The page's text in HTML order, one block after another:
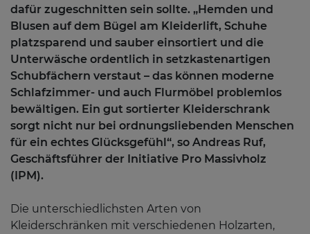
dafür zugeschnitten sein sollte. „Hemden und
Blusen auf dem Bügel am Kleiderlift, Schuhe
platzsparend und sauber einsortiert und die
Unterwäsche ordentlich in setzkastenartigen
Schubfächern verstaut – das können moderne
Schlafzimmer- und auch Flurmöbel problemlos
bewältigen. Ein gut sortierter Kleiderschrank
sorgt nicht nur bei ordnungsliebenden Menschen
für ein echtes Glücksgefühl“, so Andreas Ruf,
Geschäftsführer der Initiative Pro Massivholz
(IPM).
Die unterschiedlichsten Arten von
Kleiderschränken mit verschiedenen Holzarten,